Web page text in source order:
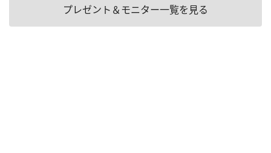
プレゼント＆モニター一覧を見る